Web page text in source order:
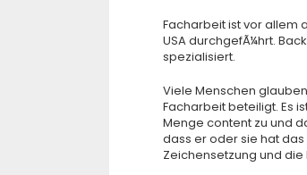
Facharbeit ist vor allem
USA durchgefÃ¼hrt.
spezialisiert.
Viele Menschen
Facharbeit beteiligt. Es
Menge content zu und
dass er oder sie hat
Zeichensetzung und